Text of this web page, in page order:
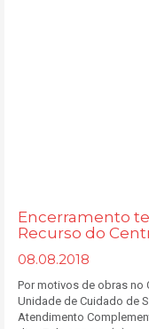
Encerramento
Recurso do
08.08.2018
Por motivos de obras no
Unidade de Cuidado de
Atendimento